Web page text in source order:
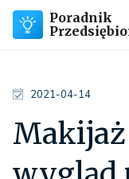
Poradnik
2021-04-14